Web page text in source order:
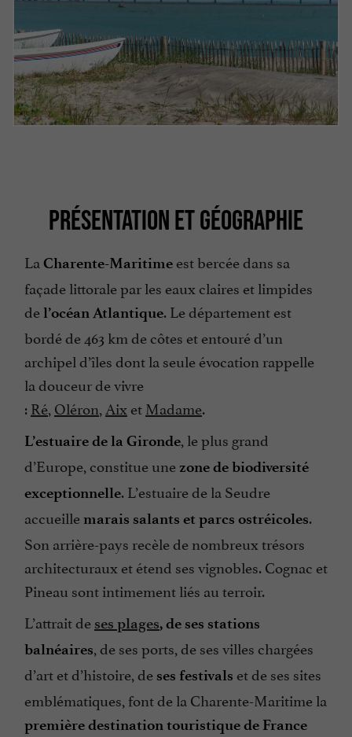
PRÉSENTATION ET GÉOGRAPHIE
La Charente-Maritime est bercée dans sa
façade littorale par les eaux claires et limpides
del’océan Atlantique. Le département est
bordé de 463 km de côtes et entouré d’un
archipel d’îles dont la seule évocation rappelle
la douceur de vivre
:Ré, Oléron, Aix etMadame.
L’estuaire de la Gironde, le plus grand
d’Europe, constitue une zone de biodiversité
exceptionnelle. L’estuaire de la Seudre
accueille marais salants et parcs ostréicoles.
Son arrière-pays recèle de nombreux trésors
architecturaux et étend ses vignobles. Cognac et
Pineau sont intimement liés au terroir.
L’attrait de ses plages, de ses stations
balnéaires, de ses ports, de ses villes chargées
d’art et d’histoire, de ses festivals et de ses sites
emblématiques, font de la Charente-Maritime la
première destination touristique de France